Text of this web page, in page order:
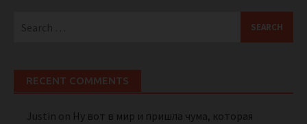
RECENT COMMENTS
Justin on Ну вот в мир и пришла чума, которая